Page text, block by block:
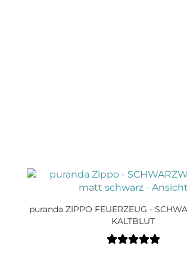
puranda ZIPPO FEUERZEUG -
KALTBLUT